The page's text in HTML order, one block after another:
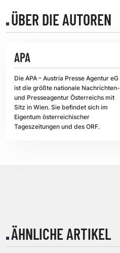
ÜBER DIE AUTOREN
APA
Die APA – Austria Presse Agentur eG
ist die größte nationale Nachrichten-
und Presseagentur Österreichs mit
Sitz in Wien. Sie befindet sich im
Eigentum österreichischer
Tageszeitungen und des ORF.
ÄHNLICHE ARTIKEL